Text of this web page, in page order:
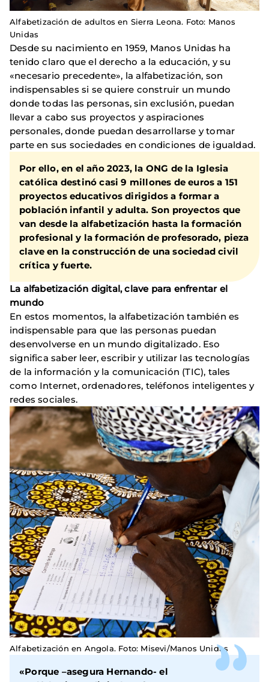
Alfabetización de adultos en Sierra Leona. Foto: Manos
Unidas
Desde su nacimiento en 1959, Manos Unidas ha
tenido claro que el derecho a la educación, y su
«necesario precedente», la alfabetización, son
indispensables si se quiere construir un mundo
donde todas las personas, sin exclusión, puedan
llevar a cabo sus proyectos y aspiraciones
personales, donde puedan desarrollarse y tomar
parte en sus sociedades en condiciones de igualdad.
Por ello, en el año 2023, la ONG de la Iglesia
católica destinó casi 9 millones de euros a 151
proyectos educativos dirigidos a formar a
población infantil y adulta. Son proyectos que
van desde la alfabetización hasta la formación
profesional y la formación de profesorado, pieza
clave en la construcción de una sociedad civil
crítica y fuerte.
La alfabetización digital, clave para enfrentar el
mundo
En estos momentos, la alfabetización también es
indispensable para que las personas puedan
desenvolverse en un mundo digitalizado. Eso
significa saber leer, escribir y utilizar las tecnologías
de la información y la comunicación (TIC), tales
como Internet, ordenadores, teléfonos inteligentes y
redes sociales.
Alfabetización en Angola. Foto: Misevi/Manos Unidas
«Porque –asegura Hernando- el